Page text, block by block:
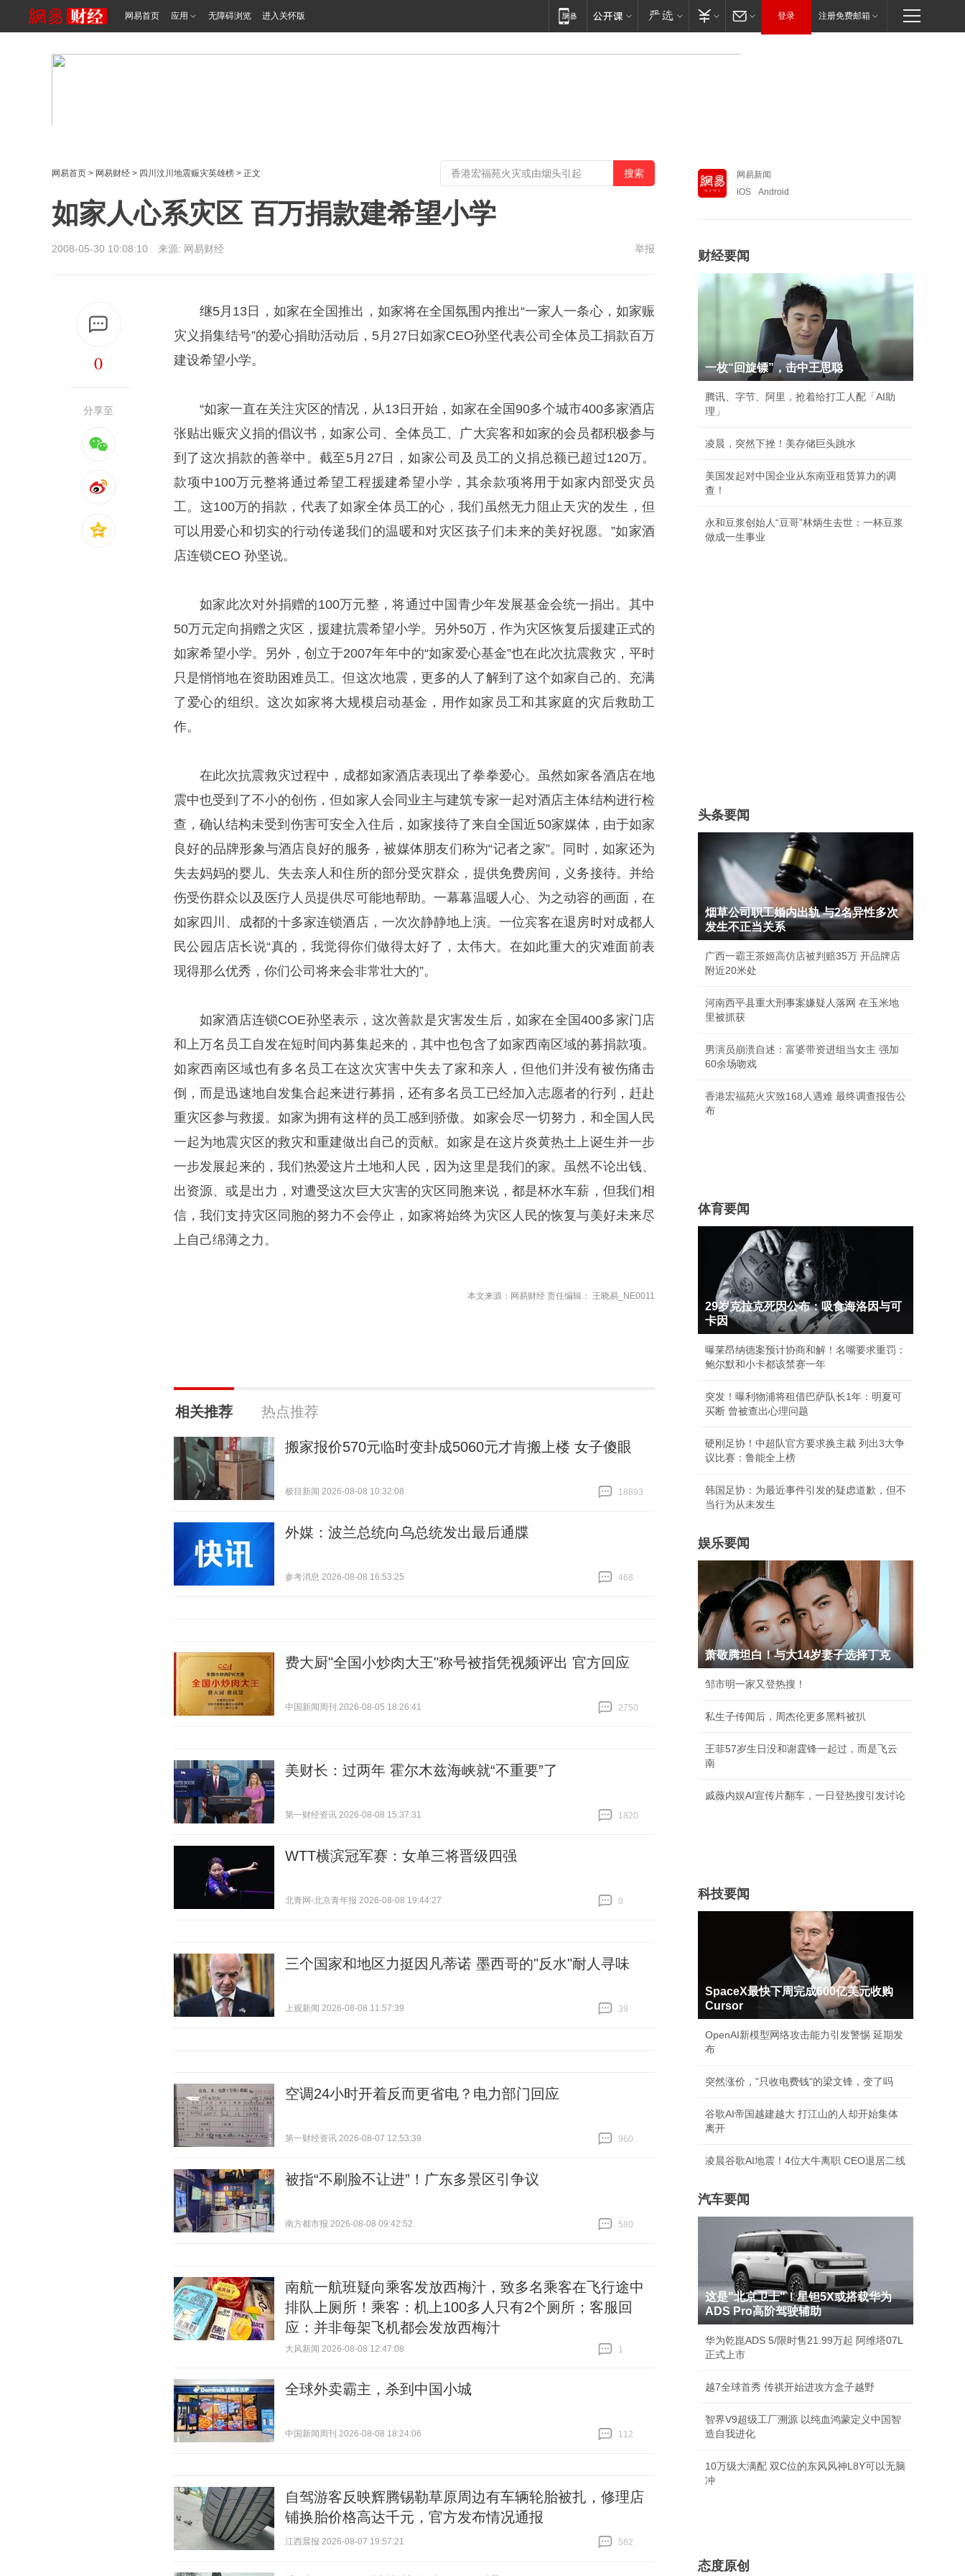
网易首页 应用 无障碍浏览 进入关怀版 登录 注册免费邮箱
网易首页 > 网易财经 > 四川汶川地震赈灾英雄榜 > 正文
如家人心系灾区 百万捐款建希望小学
2008-05-30 10:08:10 来源: 网易财经 举报
0
分享至
继5月13日
，如家在全国推出，如家将在全国氛围内推出“一家人一条心，如家赈
灾义捐集结号”的爱心捐助活动后， 5月27日 如家CEO孙坚代表公司全体员工捐款百万
建设希望小学。
“如家一直在关注灾区的情况，从13日开始，如家在全国90多个城市400多家酒店
张贴出赈灾义捐的倡议书，如家公司、全体员工、广大宾客和如家的会员都积极参与
到了这次捐款的善举中。截至5月27日
，如家公司及员工的义捐总额已超过120万。
款项中100万元整将通过希望工程援建希望小学，其余款项将用于如家内部受灾员
工。这100万的捐款，代表了如家全体员工的心，我们虽然无力阻止天灾的发生，但
可以用爱心和切实的行动传递我们的温暖和对灾区孩子们未来的美好祝愿。”如家酒
店连锁CEO 孙坚说。
如家此次对外捐赠的100万元整，将通过中国青少年发展基金会统一捐出。其中
50万元定向捐赠之灾区，援建抗震希望小学。另外50万，作为灾区恢复后援建正式的
如家希望小学。另外，创立于2007年年中的“如家爱心基金”也在此次抗震救灾，平时
只是悄悄地在资助困难员工。但这次地震，更多的人了解到了这个如家自己的、充满
了爱心的组织。这次如家将大规模启动基金，用作如家员工和其家庭的灾后救助工
作。
在此次抗震救灾过程中，成都如家酒店表现出了拳拳爱心。虽然如家各酒店在地
震中也受到了不小的创伤，但如家人会同业主与建筑专家一起对酒店主体结构进行检
查，确认结构未受到伤害可安全入住后，如家接待了来自全国近50家媒体，由于如家
良好的品牌形象与酒店良好的服务，被媒体朋友们称为“记者之家”。
同时，如家还为
失去妈妈的婴儿、失去亲人和住所的部分受灾群众，提供免费房间，义务接待。并给
伤受伤群众以及医疗人员提供尽可能地帮助。一幕幕温暖人心、为之动容的画面，在
如家四川、成都的十多家连锁酒店，一次次静静地上演。一位宾客在退房时对成都人
民公园店店长说“真的，我觉得你们做得太好了，太伟大。在如此重大的灾难面前表
现得那么优秀，你们公司将来会非常壮大的”。
如家酒店连锁COE孙坚表示，这次善款是灾害发生后，如家在全国400多家门店
和上万名员工自发在短时间内募集起来的，其中也包含了如家西南区域的募捐款项。
如家西南区域也有多名员工在这次灾害中失去了家和亲人，但他们并没有被伤痛击
倒，而是迅速地自发集合起来进行募捐，还有多名员工已经加入志愿者的行列，赶赴
重灾区参与救援。如家为拥有这样的员工感到骄傲。如家会尽一切努力，和全国人民
一起为地震灾区的救灾和重建做出自己的贡献。如家是在这片炎黄热土上诞生并一步
一步发展起来的，我们热爱这片土地和人民，因为这里是我们的家。虽然不论出钱、
出资源、或是出力，对遭受这次巨大灾害的灾区同胞来说，都是杯水车薪，但我们相
信，我们支持灾区同胞的努力不会停止，如家将始终为灾区人民的恢复与美好未来尽
上自己绵薄之力。
本文来源：网易财经 责任编辑： 王晓易_NE0011
相关推荐 热点推荐
搬家报价570元临时变卦成5060元才肯搬上楼 女子傻眼
极目新闻 2026-08-08 10:32:08
18893
外媒：波兰总统向乌总统发出最后通牒
参考消息 2026-08-08 16:53:25
468
费大厨"全国小炒肉大王"称号被指凭视频评出 官方回应
中国新闻周刊 2026-08-05 18:26:41
2750
美财长：过两年 霍尔木兹海峡就“不重要”了
第一财经资讯 2026-08-08 15:37:31
1820
WTT横滨冠军赛：女单三将晋级四强
北青网-北京青年报 2026-08-08 19:44:27
0
三个国家和地区力挺因凡蒂诺 墨西哥的"反水"耐人寻味
上观新闻 2026-08-08 11:57:39
39
空调24小时开着反而更省电？电力部门回应
第一财经资讯 2026-08-07 12:53:39
960
被指“不刷脸不让进”！广东多景区引争议
南方都市报 2026-08-08 09:42:52
580
南航一航班疑向乘客发放西梅汁，致多名乘客在飞行途中
排队上厕所！乘客：机上100多人只有2个厕所；客服回
应：并非每架飞机都会发放西梅汁
大风新闻 2026-08-08 12:47:08
1
全球外卖霸主，杀到中国小城
中国新闻周刊 2026-08-08 18:24:06
112
自驾游客反映辉腾锡勒草原周边有车辆轮胎被扎，修理店
铺换胎价格高达千元，官方发布情况通报
江西晨报 2026-08-07 19:57:21
582
网易新闻
iOS
Android
财经要闻
一枚“回旋镖”，击中王思聪
腾讯、字节、阿里，抢着给打工人配「AI助
理」
凌晨，突然下挫！美存储巨头跳水
美国发起对中国企业从东南亚租赁算力的调
查！
永和豆浆创始人“豆哥”林炳生去世：一杯豆浆
做成一生事业
头条要闻
烟草公司职工婚内出轨 与2名异性多次
发生不正当关系
广西一霸王茶姬高仿店被判赔35万 开品牌店
附近20米处
河南西平县重大刑事案嫌疑人落网 在玉米地
里被抓获
男演员崩溃自述：富婆带资进组当女主 强加
60余场吻戏
香港宏福苑火灾致168人遇难 最终调查报告公
布
体育要闻
29岁克拉克死因公布：吸食海洛因与可
卡因
曝莱昂纳德案预计协商和解！名嘴要求重罚：
鲍尔默和小卡都该禁赛一年
突发！曝利物浦将租借巴萨队长1年：明夏可
买断 曾被查出心理问题
硬刚足协！中超队官方要求换主裁 列出3大争
议比赛：鲁能全上榜
韩国足协：为最近事件引发的疑虑道歉，但不
当行为从未发生
娱乐要闻
萧敬腾坦白！与大14岁妻子选择丁克
邹市明一家又登热搜！
私生子传闻后，周杰伦更多黑料被扒
王菲57岁生日没和谢霆锋一起过，而是飞云
南
戚薇内娱AI宣传片翻车，一日登热搜引发讨论
科技要闻
SpaceX最快下周完成600亿美元收购
Cursor
OpenAI新模型网络攻击能力引发警惕 延期发
布
突然涨价，"只收电费钱"的梁文锋，变了吗
谷歌AI帝国越建越大 打江山的人却开始集体
离开
凌晨谷歌AI地震！4位大牛离职 CEO退居二线
汽车要闻
这是"北京卫士"！星钽5X或搭载华为
ADS Pro高阶驾驶辅助
华为乾崑ADS 5/限时售21.99万起 阿维塔07L
正式上市
越7全球首秀 传祺开始进攻方盒子越野
智界V9超级工厂溯源 以纯血鸿蒙定义中国智
造自我进化
10万级大满配 双C位的东风风神L8Y可以无脑
冲
态度原创